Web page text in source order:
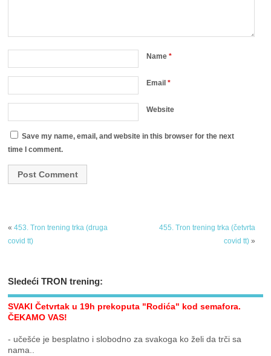
Name*
Email*
Website
Save my name, email, and website in this browser for the next
time I comment.
«453. Tron trening trka (druga
covid tt)
455. Tron trening trka (četvrta
covid tt)»
Sledeći TRON trening:
SVAKI Četvrtak u 19h prekoputa "Rodića" kod semafora.
ČEKAMO VAS!
- učešće je besplatno i slobodno za svakoga ko želi da trči sa
nama..